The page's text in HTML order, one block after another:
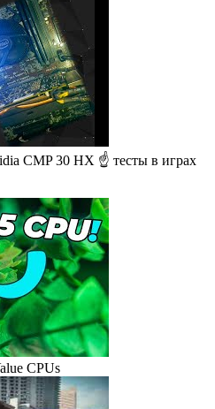
CMP 30 HX ☝ тесты в играх
CPUs